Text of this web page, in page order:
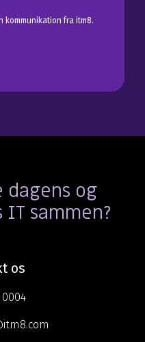
kommunikation fra itm8.
dagens og
sammen?
os
0004